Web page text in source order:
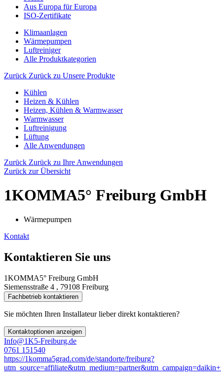
Aus Europa für Europa
ISO-Zertifikate
Klimaanlagen
Wärmepumpen
Luftreiniger
Alle Produktkategorien
Zurück Zurück zu Unsere Produkte
Kühlen
Heizen & Kühlen
Heizen, Kühlen & Warmwasser
Warmwasser
Luftreinigung
Lüftung
Alle Anwendungen
Zurück Zurück zu Ihre Anwendungen
Zurück zur Übersicht
1KOMMA5° Freiburg GmbH
Wärmepumpen
Kontakt
Kontaktieren Sie uns
1KOMMA5° Freiburg GmbH
Siemensstraße 4 , 79108 Freiburg
Fachbetrieb kontaktieren
Sie möchten Ihren Installateur lieber direkt kontaktieren?
Kontaktoptionen anzeigen
Info@1K5-Freiburg.de
0761 151540
https://1komma5grad.com/de/standorte/freiburg?